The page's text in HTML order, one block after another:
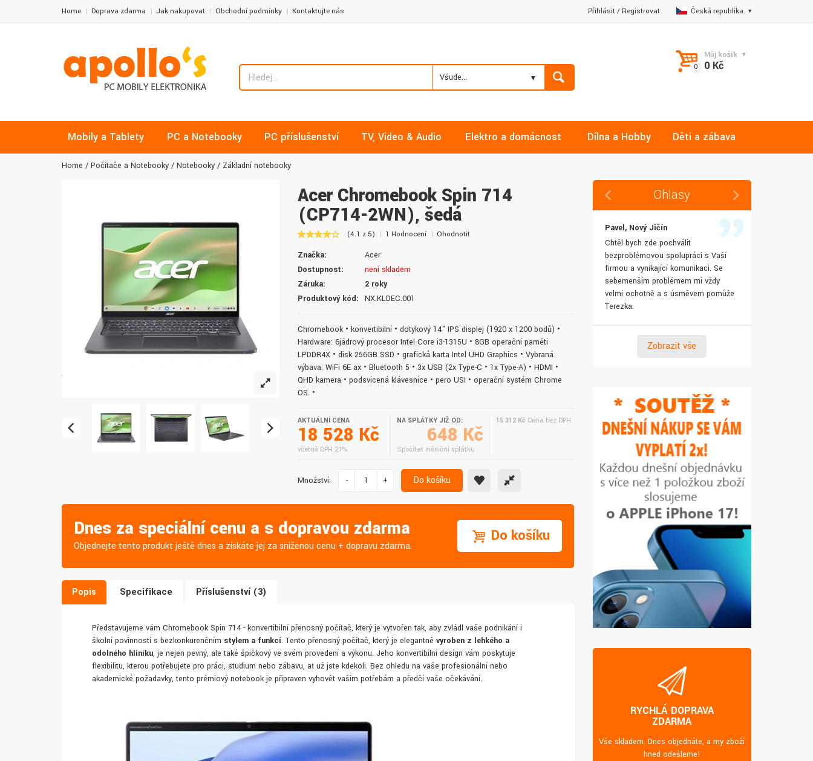
Home Doprava zdarma Jak nakupovat Obchodní podmínky Kontaktujte nás Česká republika
Přihlásit/Registrovat
Všude...
Můj košík
0 Kč
Mobily a Tablety PC a Notebooky PC příslušenství TV, Video & Audio Elektro a domácnost Dílna a Hobby Děti a zábava
Home Počítače a Notebooky Notebooky Základní notebooky
Acer Chromebook Spin 714
(CP714-2WN), šedá
(4.1 z 5) 1 Hodnocení Ohodnotit
Značka:
Acer
Dostupnost:
není skladem
Záruka:
2 roky
Produktový kód:
NX.KLDEC.001
Chromebook • konvertibilní • dotykový 14" IPS displej (1920 x 1200 bodů) •
Hardware: 6jádrový procesor Intel Core i3-1315U • 8GB operační paměti
LPDDR4X • disk 256GB SSD • grafická karta Intel UHD Graphics • Vybraná
výbava: WiFi 6E ax • Bluetooth 5 • 3x USB (2x Type-C • 1x Type-A) • HDMI •
QHD kamera • podsvícená klávesnice • pero USI • operační systém Chrome
OS. •
AKTUÁLNÍ CENA
18 528 Kč
včetně DPH 21%
NA SPLÁTKY JIŽ OD:
648 Kč
Spočítat měsíční splátku
15 312 Kč Cena bez DPH
Množství: - + Do košíku
Dnes za speciální cenu a s dopravou zdarma
Objednejte tento produkt ještě dnes a získáte jej za sníženou cenu + dopravu zdarma.
Do košíku
Popis Specifikace Příslušenství (3)
Představujeme vám Chromebook Spin 714 - konvertibilní přenosný počítač, který je vytvořen tak, aby zvládl vaše podnikání i
školní povinnosti s bezkonkurenčním stylem a funkcí. Tento přenosný počítač, který je elegantně vyroben z lehkého a
odolného hliníku, je nejen pevný, ale také špičkový ve svém provedení a výkonu. Jeho konvertibilní design vám poskytuje
flexibilitu, kterou potřebujete pro práci, studium nebo zábavu, ať už jste kdekoli. Bez ohledu na vaše profesionální nebo
akademické požadavky, tento prémiový notebook je připraven vyhovět vašim potřebám a předčí vaše očekávání.
Ohlasy
Milan, Mělník
vždy v pořádku. Vše skladem a za
normální ceny. Třešničkou na dortu je
doručení do druhého dne.
Pavel, Nový Jičín
Chtěl bych zde pochválit
bezproblémovou spolupráci s Vaší
firmou a vynikající komunikaci. Se
sebemenším problémem mi vždy
velmi ochotně a s úsměvem pomůže
Terezka.
Zobrazit vše
RYCHLÁ DOPRAVA
ZDARMA
Vše skladem. Dnes objednáte, a my zboží
hned odešleme!